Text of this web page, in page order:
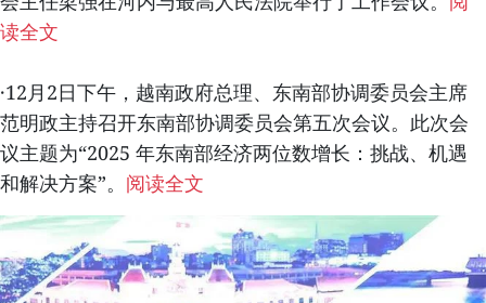
读全文
·12月2日下午，越南政府总理、东南部协调委员会主席
范明政主持召开东南部协调委员会第五次会议。此次会
议主题为“2025 年东南部经济两位数增长：挑战、机遇
和解决方案”。 阅读全文